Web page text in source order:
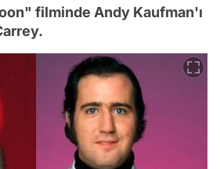
filminde Andy Kaufman'ı